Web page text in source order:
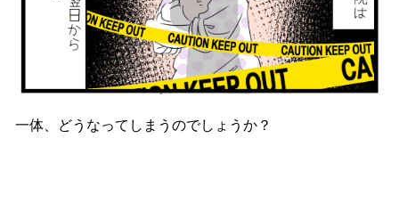
一体、どうなってしまうのでしょうか？